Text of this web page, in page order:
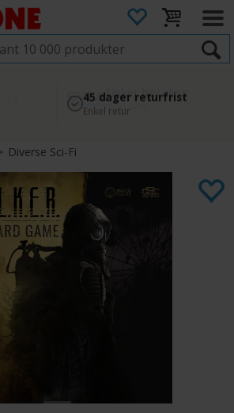
Sikker betaling
med Svea
45 dager returfrist
Enkel retur
Diverse Sci-Fi